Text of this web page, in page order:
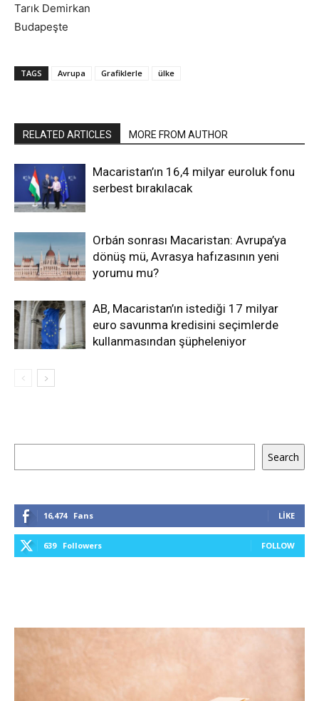
Tarık Demirkan
Budapeşte
TAGS Avrupa Grafiklerle ülke
RELATED ARTICLES MORE FROM AUTHOR
Macaristan’ın 16,4 milyar euroluk fonu
serbest bırakılacak
Orbán sonrası Macaristan: Avrupa’ya
dönüş mü, Avrasya hafızasının yeni
yorumu mu?
AB, Macaristan’ın istediği 17 milyar
euro savunma kredisini seçimlerde
kullanmasından şüpheleniyor
Search
16,474 Fans LIKE
639 Followers FOLLOW